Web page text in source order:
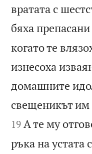
вратата с
бяха
когато те
изнесоха
домашните
свещеникът им
19 А те му
ръка на устата